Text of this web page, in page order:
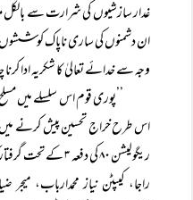
غدار سازشیوں کی شرارت سے بالکل
ان دشمنوں کی ساری ناپاک کوششوں
وجہ سے خدائے تعالیٰ کا شکریہ ادا کرنا
’’پوری قوم اس سلسلے میں
اس طرح خراج تحسین پیش کرنے
ریگولیشن ۸۰ کی دفعہ
راجا، کیپٹن نیاز محمدارباب،